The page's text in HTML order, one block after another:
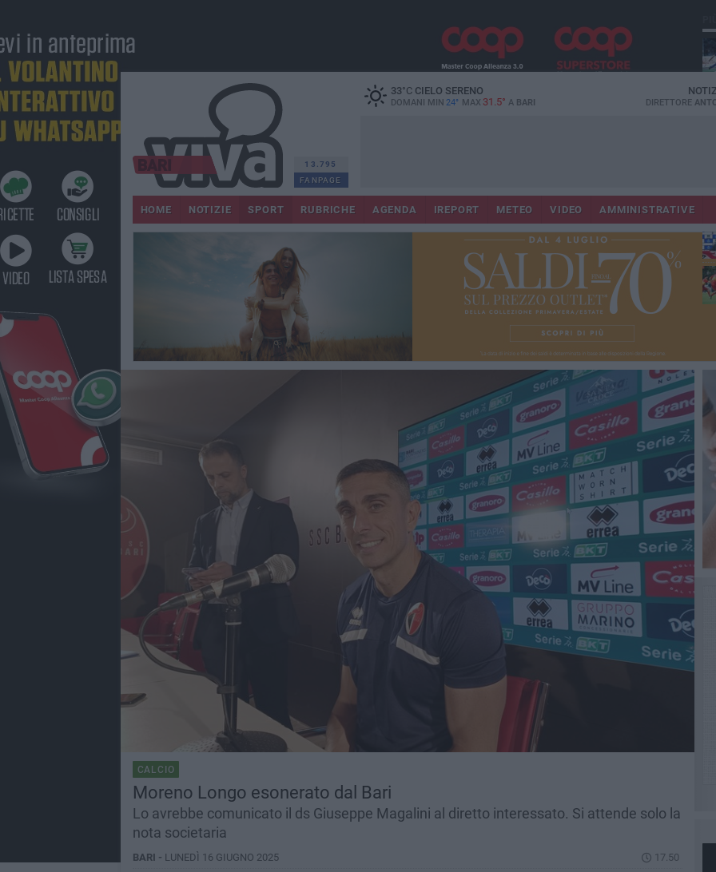
13.795
FANPAGE
33°CCIELO SERENO
DOMANI MIN 24° MAX 31.5° A BARI DIRETTORE
HOME NOTIZIE SPORT RUBRICHE AGENDA IREPORT METEO VIDEO AMMINISTRATIVE
CALCIO
Moreno Longo esonerato dal Bari
Lo avrebbe comunicato il ds Giuseppe Magalini al diretto interessato. Si attende solo la
nota societaria
BARI - LUNEDÌ 16 GIUGNO 2025 17.50